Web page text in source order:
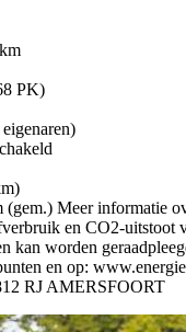
PK)
(gem.) Meer informatie
en CO2-uitstoot
kan worden
en op:
RJ AMERSFOORT